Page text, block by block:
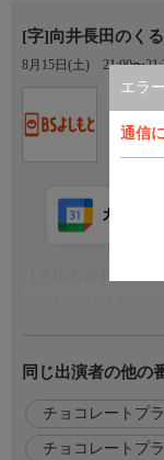
エラー
通信
[字]向井長田のく
8月15日(土) 21:00〜
カレンダ
パンサー向井とチ
目的地までのドラ
たりへのご褒美企画
各地の温泉・グル
同じ出演者の他の
チョコレートプ
チョコレートプ